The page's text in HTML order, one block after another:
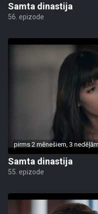
Samta dinastija
56. epizode
pirms 2 mēnešiem, 3 nedēļām
Samta dinastija
55. epizode